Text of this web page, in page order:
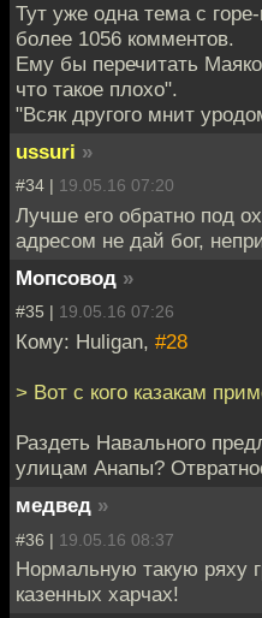
Тут уже одна тема с
более 1056 комментов.
Ему бы перечитать
что такое плохо".
"Всяк другого мнит
ussuri »
#34 | 19.05.16 07:20
Лучше его обратно под
адресом не дай бог,
Мопсовод »
#35 | 19.05.16 07:26
Кому: Huligan, #28
> Вот с кого казакам
Раздеть Навального
улицам Анапы?
медвед »
#36 | 19.05.16 08:37
Нормальную такую ряху
казенных харчах!